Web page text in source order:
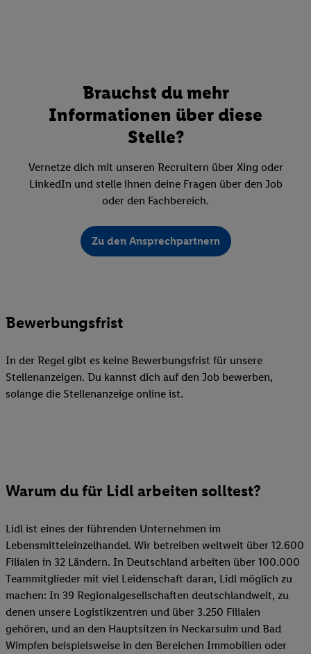
Brauchst du mehr
Informationen über diese
Stelle?
Vernetze dich mit unseren Recruitern über Xing oder
LinkedIn und stelle ihnen deine Fragen über den Job
oder den Fachbereich.
Zu den Ansprechpartnern
Bewerbungsfrist
In der Regel gibt es keine Bewerbungsfrist für unsere
Stellenanzeigen. Du kannst dich auf den Job bewerben,
solange die Stellenanzeige online ist.
Warum du für Lidl arbeiten solltest?
Lidl ist eines der führenden Unternehmen im
Lebensmitteleinzelhandel. Wir betreiben weltweit über 12.600
Filialen in 32 Ländern. In Deutschland arbeiten über 100.000
Teammitglieder mit viel Leidenschaft daran, Lidl möglich zu
machen: In 39 Regionalgesellschaften deutschlandweit, zu
denen unsere Logistikzentren und über 3.250 Filialen
gehören, und an den Hauptsitzen in Neckarsulm und Bad
Wimpfen beispielsweise in den Bereichen Immobilien oder